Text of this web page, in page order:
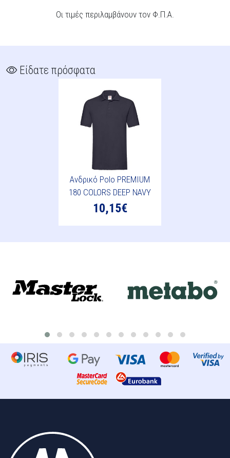
Οι τιμές περιλαμβάνουν τον Φ.Π.Α.
Είδατε πρόσφατα
Ανδρικό Polo PREMIUM
180 COLORS DEEP NAVY
10,15€